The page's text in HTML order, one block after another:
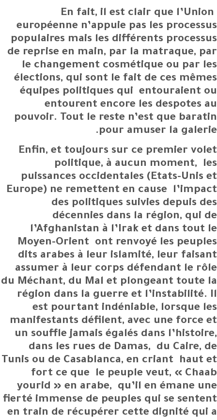
En fait, il est clair que l’Union
européenne n’appuie pas les processus
populaires mais les différents processus
de reprise en main, par la matraque, par
le changement cosmétique ou par les
élections, qui sont le fait de ces mêmes
équipes politiques qui entouraient ou
entourent encore les despotes au
pouvoir. Tout le reste n’est que baratin
pour amuser la galerie.
Enfin, et toujours sur ce premier volet
politique, à aucun moment, les
puissances occidentales (Etats-Unis et
Europe) ne remettent en cause l’impact
des politiques suivies depuis des
décennies dans la région, qui de
l’Afghanistan à l’Irak et dans tout le
Moyen-Orient ont renvoyé les peuples
dits arabes à leur islamité, leur faisant
assumer à leur corps défendant le rôle
du Méchant, du Mal et plongeant toute la
région dans la guerre et l’instabilité. Il
est pourtant indéniable, lorsque les
manifestants défilent, avec une force et
un souffle jamais égalés dans l’histoire,
dans les rues de Damas, du Caire, de
Tunis ou de Casablanca, en criant haut et
fort ce que le peuple veut, « Chaab
yourid » en arabe, qu’il en émane une
fierté immense de peuples qui se sentent
en train de récupérer cette dignité qui a